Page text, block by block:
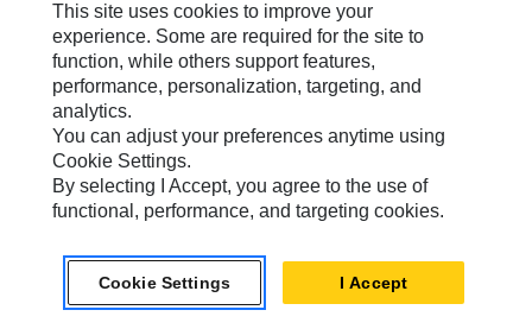
Ayah membelikan saya model peralatan Cat pertama
(skidder 518) ketika saya berusia 12 tahun. Sejak itu,
koleksi saya bertambah setiap tahun. Namun saya
mengingat model skidder asli yang Ayah berikan
untuk saya; Ayah meninggal pada tahun 2018.
This site uses cookies to improve your
experience. Some are required for the site to
function, while others support features,
performance, personalization, targeting, and
analytics.
You can adjust your preferences anytime using
Cookie Settings.
By selecting I Accept, you agree to the use of
functional, performance, and targeting cookies.
Cookie Settings I Accept